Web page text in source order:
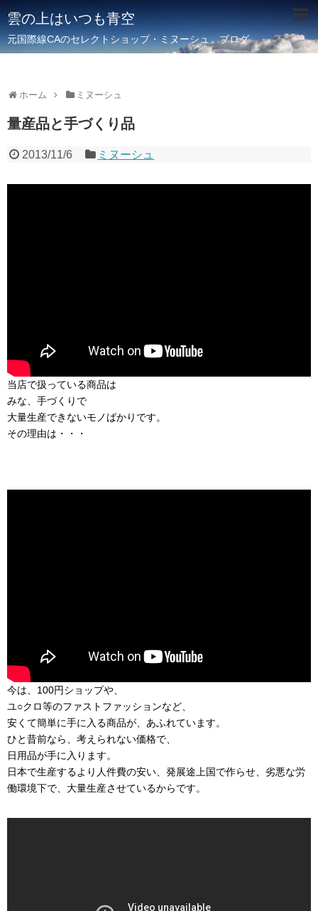
雲の上はいつも青空
元国際線CAのセレクトショップ・ミヌーシュ ブログ
ホーム ミヌーシュ
量産品と手づくり品
2013/11/6 ミヌーシュ
当店で扱っている商品は
みな、手づくりで
大量生産できないモノばかりです。
その理由は・・・
今は、100円ショップや、
ユ○クロ等のファストファッションなど、
安くて簡単に手に入る商品が、あふれています。
ひと昔前なら、考えられない価格で、
日用品が手に入ります。
日本で生産するより人件費の安い、発展途上国で作らせ、劣悪な労
働環境下で、大量生産させているからです。